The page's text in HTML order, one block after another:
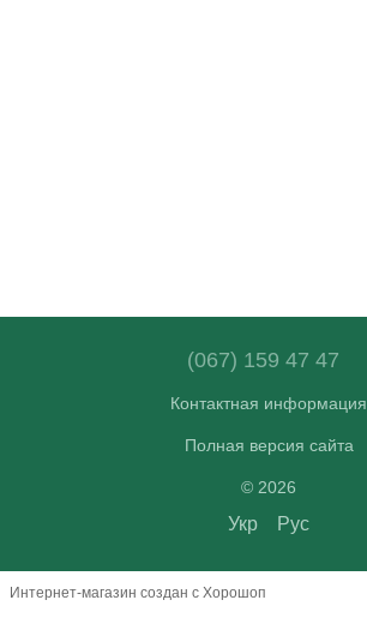
(067) 159 47 47
Контактная информация
Полная версия сайта
© 2026
Укр Рус
Интернет-магазин создан с Хорошоп